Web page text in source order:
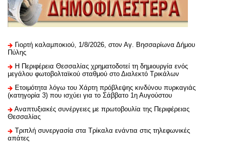
Γιορτή καλαμποκιού, 1/8/2026, στον Αγ. Βησσαρίωνα Δήμου
Πύλης
H Περιφέρεια Θεσσαλίας χρηματοδοτεί τη δημιουργία ενός
μεγάλου φωτοβολταϊκού σταθμού στο Διαλεκτό Τρικάλων
Ετοιμότητα λόγω του Χάρτη πρόβλεψης κινδύνου πυρκαγιάς
(κατηγορία 3) που ισχύει για το Σάββατο 1η Αυγούστου
Αναπτυξιακές συνέργειες με πρωτοβουλία της Περιφέρειας
Θεσσαλίας
Τριπλή συνεργασία στα Τρίκαλα ενάντια στις τηλεφωνικές
απάτες